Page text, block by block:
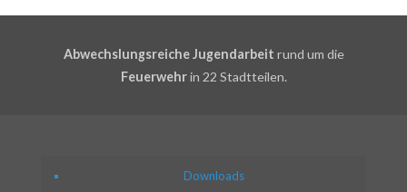
Abwechslungsreiche Jugendarbeit rund um die
Feuerwehrin 22 Stadtteilen.
Downloads